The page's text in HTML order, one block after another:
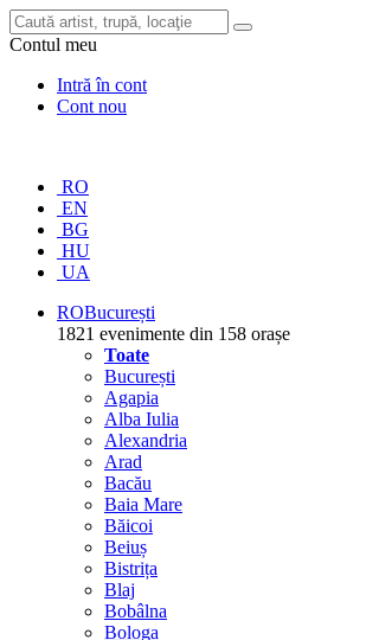
Contul meu
Intră în cont
Cont nou
RO
EN
BG
HU
UA
ROBucurești
1821 evenimente din 158 orașe
Toate
București
Agapia
Alba Iulia
Alexandria
Arad
Bacău
Baia Mare
Băicoi
Beiuș
Bistrița
Blaj
Bobâlna
Bologa